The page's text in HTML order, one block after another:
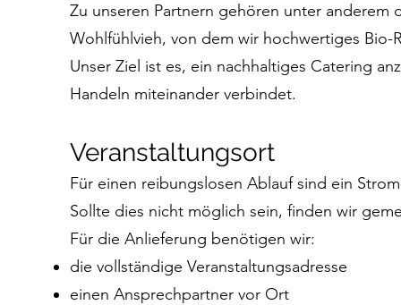
Zu unseren Partnern gehören unter
Wohlfühlvieh, von dem wir hochwertiges Bio-
Unser Ziel ist es, ein nachhaltiges Catering
Handeln miteinander verbindet.
Veranstaltungsort
Für einen reibungslosen Ablauf sind ein
Sollte dies nicht möglich sein, finden wir
Für die Anlieferung benötigen wir:
die vollständige Veranstaltungsadresse
einen Ansprechpartner vor Ort